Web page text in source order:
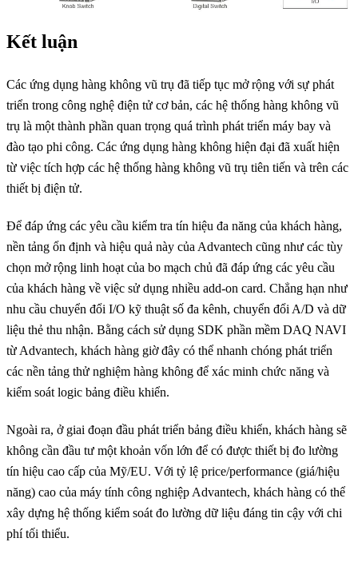
Kết luận
Các ứng dụng hàng không vũ trụ đã tiếp tục mở rộng với sự phát
triển trong công nghệ điện tử cơ bản, các hệ thống hàng không vũ
trụ là một thành phần quan trọng quá trình phát triển máy bay và
đào tạo phi công. Các ứng dụng hàng không hiện đại đã xuất hiện
từ việc tích hợp các hệ thống hàng không vũ trụ tiên tiến và trên các
thiết bị điện tử.
Để đáp ứng các yêu cầu kiểm tra tín hiệu đa năng của khách hàng,
nền tảng ổn định và hiệu quả này của Advantech cũng như các tùy
chọn mở rộng linh hoạt của bo mạch chủ đã đáp ứng các yêu cầu
của khách hàng về việc sử dụng nhiều add-on card. Chẳng hạn như
nhu cầu chuyển đổi I/O kỹ thuật số đa kênh, chuyển đổi A/D và dữ
liệu thẻ thu nhận. Bằng cách sử dụng SDK phần mềm DAQ NAVI
từ Advantech, khách hàng giờ đây có thể nhanh chóng phát triển
các nền tảng thử nghiệm hàng không để xác minh chức năng và
kiểm soát logic bảng điều khiển.
Ngoài ra, ở giai đoạn đầu phát triển bảng điều khiển, khách hàng sẽ
không cần đầu tư một khoản vốn lớn để có được thiết bị đo lường
tín hiệu cao cấp của Mỹ/EU. Với tỷ lệ price/performance (giá/hiệu
năng) cao của máy tính công nghiệp Advantech, khách hàng có thể
xây dựng hệ thống kiểm soát đo lường dữ liệu đáng tin cậy với chi
phí tối thiểu.